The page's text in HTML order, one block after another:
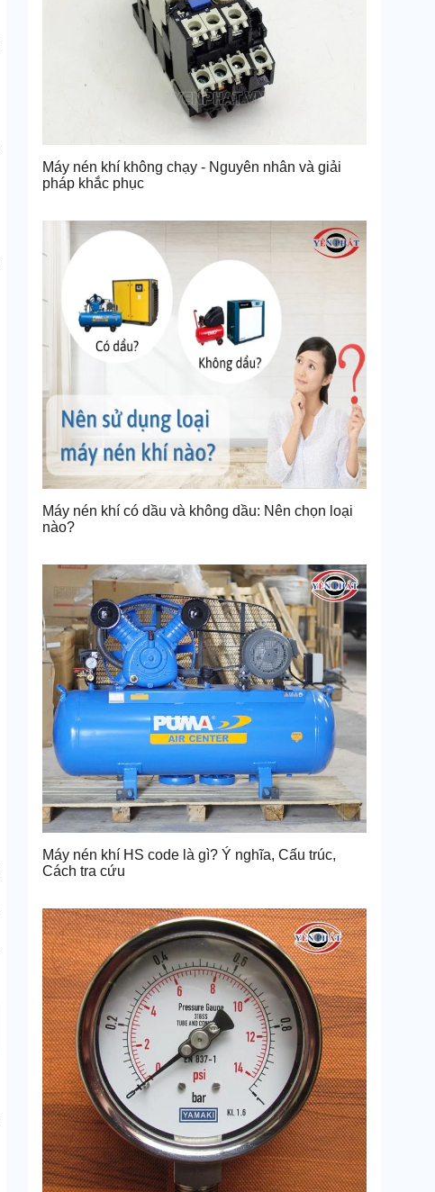
Máy nén khí không chạy - Nguyên nhân và giải
pháp khắc phục
Máy nén khí có dầu và không dầu: Nên chọn loại
nào?
Máy nén khí HS code là gì? Ý nghĩa, Cấu trúc,
Cách tra cứu